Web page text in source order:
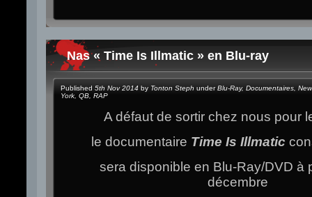
Nas « Time Is Illmatic » en Blu-ray
Published 5th Nov 2014 by Tonton Steph underBlu-Ray, Documentaires
York QB RAP
A défaut de sortir chez nous pour
le documentaire Time Is Illmatic
sera disponible en Blu-Ray/DVD à
décembre